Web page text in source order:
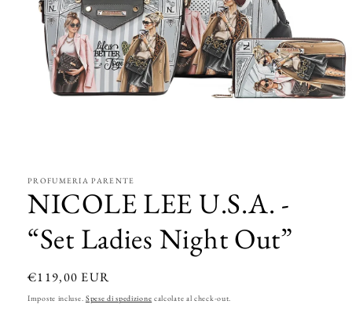
finestra
modale
PROFUMERIA PARENTE
NICOLE LEE U.S.A. -
“Set Ladies Night Out”
Prezzo
di
€119,00 EUR
Imposte incluse. Spese di spedizione calcolate al check-out.